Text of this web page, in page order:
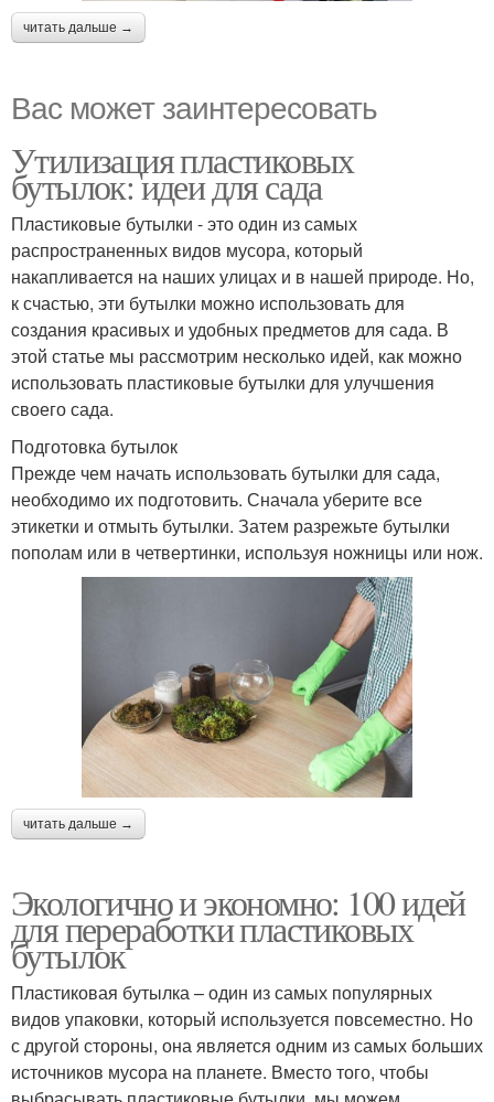
читать дальше →
Вас может заинтересовать
Утилизация пластиковых
бутылок: идеи для сада
Пластиковые бутылки - это один из самых
распространенных видов мусора, который
накапливается на наших улицах и в нашей природе. Но,
к счастью, эти бутылки можно использовать для
создания красивых и удобных предметов для сада. В
этой статье мы рассмотрим несколько идей, как можно
использовать пластиковые бутылки для улучшения
своего сада.
Подготовка бутылок
Прежде чем начать использовать бутылки для сада,
необходимо их подготовить. Сначала уберите все
этикетки и отмыть бутылки. Затем разрежьте бутылки
пополам или в четвертинки, используя ножницы или нож.
читать дальше →
Экологично и экономно: 100 идей
для переработки пластиковых
бутылок
Пластиковая бутылка – один из самых популярных
видов упаковки, который используется повсеместно. Но
с другой стороны, она является одним из самых больших
источников мусора на планете. Вместо того, чтобы